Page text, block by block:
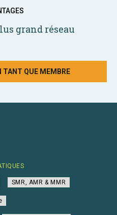
grand réseau
TANT QUE MEMBRE
SMR, AMR & MMR